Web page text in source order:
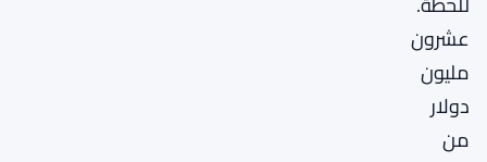
عشرون
مليون
دولار
من